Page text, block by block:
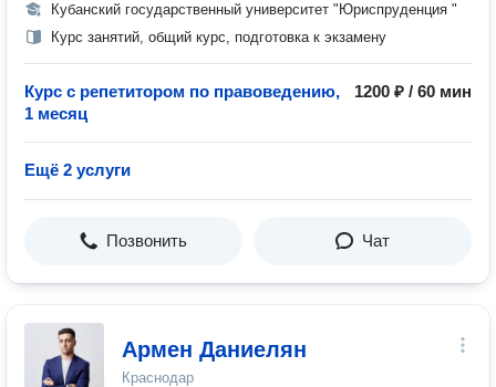
Кубанский государственный университет "Юриспруденция "
Курс занятий, общий курс, подготовка к экзамену
Курс с репетитором по правоведению,
1 месяц
1200 ₽ / 60 мин
Ещё 2 услуги
Позвонить Чат
Армен Даниелян
Краснодар